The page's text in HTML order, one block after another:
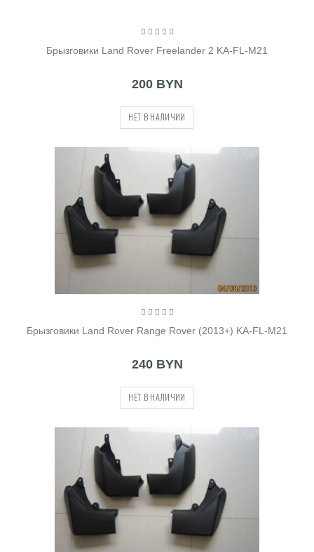
Брызговики Land Rover Freelander 2 KA-FL-M21
200 BYN
НЕТ В НАЛИЧИИ
Брызговики Land Rover Range Rover (2013+) KA-FL-M21
240 BYN
НЕТ В НАЛИЧИИ